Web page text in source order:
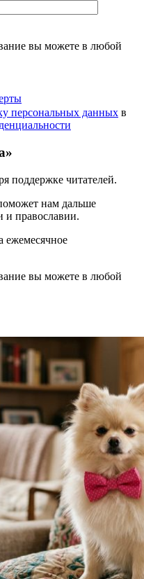
вы можете в любой
персональных данных в
поддержке читателей.
нам дальше
и православии.
ежемесячное
вы можете в любой